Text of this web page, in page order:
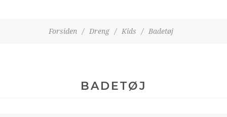
Forsiden / Dreng / Kids / Badetøj
BADETØJ